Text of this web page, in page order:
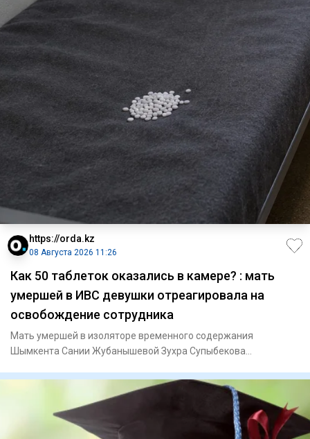
https://orda.kz
08 Августа 2026 11:26
Как 50 таблеток оказались в камере? : мать
умершей в ИВС девушки отреагировала на
освобождение сотрудника
Мать умершей в изоляторе временного содержания
Шымкента Сании Жубанышевой Зухра Супыбекова